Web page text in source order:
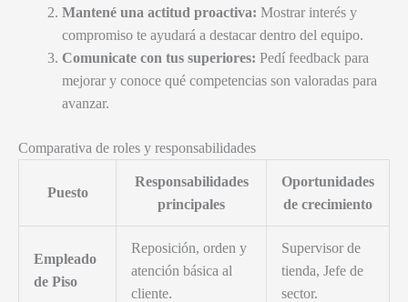
Mantené una actitud proactiva: Mostrar interés y
compromiso te ayudará a destacar dentro del equipo.
Comunicate con tus superiores: Pedí feedback para
mejorar y conoce qué competencias son valoradas para
avanzar.
Comparativa de roles y responsabilidades
Puesto
Responsabilidades
principales
Oportunidades
de crecimiento
Empleado
de Piso
Reposición, orden y
atención básica al
cliente.
Supervisor de
tienda, Jefe de
sector.